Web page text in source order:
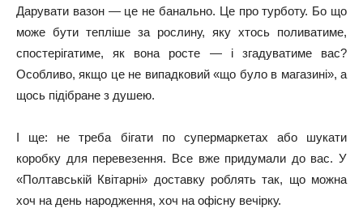
Дарувати вазон — це не банально. Це про турботу. Бо що
може бути тепліше за рослину, яку хтось поливатиме,
спостерігатиме, як вона росте — і згадуватиме вас?
Особливо, якщо це не випадковий «що було в магазині», а
щось підібране з душею.
І ще: не треба бігати по супермаркетах або шукати
коробку для перевезення. Все вже придумали до вас. У
«Полтавській Квiтарні» доставку роблять так, що можна
хоч на день народження, хоч на офісну вечірку.